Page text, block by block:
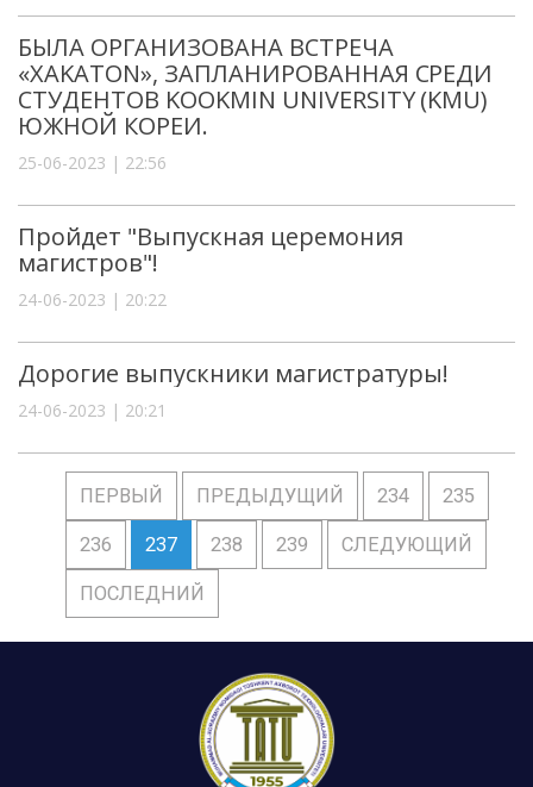
БЫЛА ОРГАНИЗОВАНА ВСТРЕЧА
«XAKATON», ЗАПЛАНИРОВАННАЯ СРЕДИ
СТУДЕНТОВ KOOKMIN UNIVERSITY (KMU)
ЮЖНОЙ КОРЕИ.
25-06-2023 | 22:56
Пройдет "Выпускная церемония
магистров"!
24-06-2023 | 20:22
Дорогие выпускники магистратуры!
24-06-2023 | 20:21
ПЕРВЫЙ ПРЕДЫДУЩИЙ 234 235
236 237 238 239 СЛЕДУЮЩИЙ
ПОСЛЕДНИЙ